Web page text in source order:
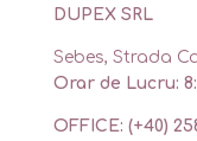
DUPEX SRL
Sebes, Strada
Orar de Lucru:
OFFICE: (+40)